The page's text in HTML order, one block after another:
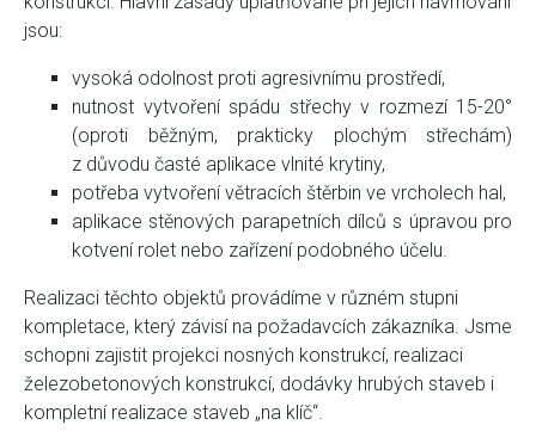
jsou:
vysoká odolnost proti agresivnímu prostředí,
nutnost vytvoření spádu střechy v rozmezí 15-20°
(oproti běžným, prakticky plochým střechám)
z důvodu časté aplikace vlnité krytiny,
potřeba vytvoření větracích štěrbin ve vrcholech hal,
aplikace stěnových parapetních dílců s úpravou pro
kotvení rolet nebo zařízení podobného účelu.
Realizaci těchto objektů provádíme v různém stupni
kompletace, který závisí na požadavcích zákazníka. Jsme
schopni zajistit projekci nosných konstrukcí, realizaci
železobetonových konstrukcí, dodávky hrubých staveb i
kompletní realizace staveb „na klíč“.